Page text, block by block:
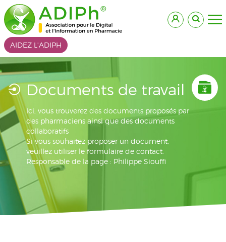
AIDEZ L'ADIPH
Documents de travail
Ici, vous trouverez des documents proposés par
des pharmaciens ainsi que des documents
collaboratifs
Si vous souhaitez proposer un document,
veuillez utiliser le formulaire de contact.
Responsable de la page : Philippe Siouffi